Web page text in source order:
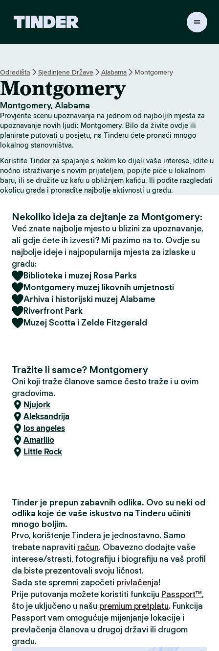
r
H
o
m
e
Odredištа Sjedinjene Države Alabama Montgomery
Montgomery
Montgomery, Alabama
Provjerite scenu upoznavanja na jednom od najboljih mjesta za
upoznavanje novih ljudi: Montgomery. Bilo da živite ovdje ili
planirate putovati u posjetu, na Tinderu ćete pronaći mnogo
lokalnog stanovništva.
Koristite Tinder za spajanje s nekim ko dijeli vaše interese, idite u
noćno istraživanje s novim prijateljem, popijte piće u lokalnom
baru, ili se družite uz kafu u obližnjem kafiću. Ili pođite razgledati
okolicu grada i pronađite najbolje aktivnosti u gradu.
Nekoliko ideja za dejtanje za Montgomery:
Već znate najbolje mjesto u blizini za upoznavanje,
ali gdje ćete ih izvesti? Mi pazimo na to. Ovdje su
najbolje ideje i najpopularnija mjesta za izlaske u
gradu:
Biblioteka i muzej Rosa Parks
Montgomery muzej likovnih umjetnosti
Arhiva i historijski muzej Alabame
Riverfront Park
Muzej Scotta i Zelde Fitzgerald
Tražite li samce? Montgomery
Oni koji traže članove samce često traže i u ovim
gradovima.
Njujork
Aleksandrija
los angeles
Amarillo
Little Rock
Tinder je prepun zabavnih odlika. Ovo su neki od
odlika koje će vaše iskustvo na Tinderu učiniti
mnogo boljim.
Prvo, korištenje Tindera je jednostavno. Samo
trebate napraviti račun. Obavezno dodajte vaše
interese/strasti, fotografiju i biografiju na vaš profil
da biste prezentovali svoju ličnost.
Sada ste spremni započeti privlačenja!
Prije putovanja možete koristiti funkciju Passport™,
što je uključeno u našu premium pretplatu. Funkcija
Passport vam omogućuje mijenjanje lokacije i
prevlačenja članova u drugoj državi ili drugom
gradu.